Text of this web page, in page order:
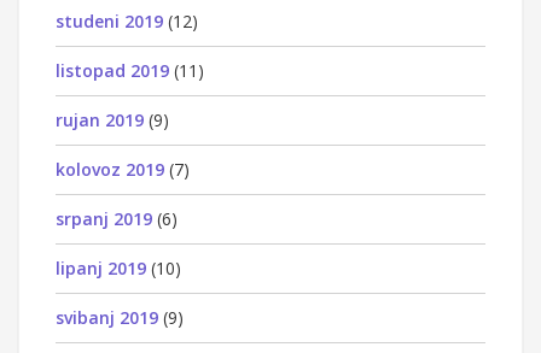
studeni 2019 (12)
listopad 2019 (11)
rujan 2019 (9)
kolovoz 2019 (7)
srpanj 2019 (6)
lipanj 2019 (10)
svibanj 2019 (9)